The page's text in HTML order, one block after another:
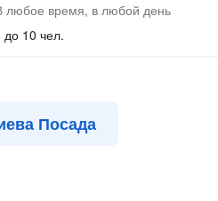
любое время, в любой день
10 чел.
Посада